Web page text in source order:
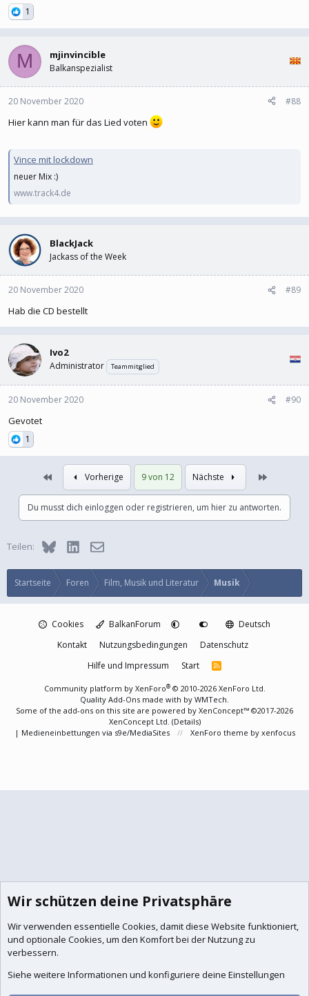
1
M mjinvincible
Balkanspezialist
20 November 2020 #88
Hier kann man für das Lied voten
Vince mit lockdown
neuer Mix :)
www.track4.de
BlackJack
Jackass of the Week
20 November 2020 #89
Hab die CD bestellt
Ivo2
Administrator Teammitglied
20 November 2020 #90
Gevotet
1
Erste Vorherige 9 von 12 Nächste Letzte
Du musst dich einloggen oder registrieren, um hier zu antworten.
Teilen: BlueskyLinkedInE-Mail
Startseite Foren Film, Musik und Literatur Musik
Cookies BalkanForum
Deutsch
Kontakt
Nutzungsbedingungen
Datenschutz
Hilfe und Impressum
Start
R
Community platform by XenForo® © 2010-2026 XenForo Ltd.
Quality Add-Ons made with by WMTech.
Some of the add-ons on this site are powered by XenConcept™ ©2017-2026
XenConcept Ltd. (Details)
| Medieneinbettungen via s9e/MediaSites XenForo theme by xenfocus
Wir schützen deine Privatsphäre
Wir verwenden essentielle Cookies, damit diese Website funktioniert,
und optionale Cookies, um den Komfort bei der Nutzung zu
verbessern.
Siehe weitere Informationen und konfiguriere deine Einstellungen